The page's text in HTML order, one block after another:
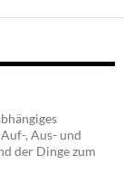
, Aus- und
der Dinge zum